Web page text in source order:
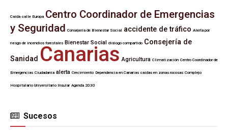
Caída calle Europa Centro Coordinador de Emergencias
y Seguridad Consejería de Bienestar Social accidente de tráfico Alerta por
riesgo de incendios forestales Bienestar Social diálogo compartido Consejería de
Sanidad Canarias Agricultura Climatización Centro Coordinador de
Emergencias Ciudadanía alerta Crecimiento Dependencia en Canarias caídas en zonas rocosas Complejo
Hospitalario Universitario Insular Agenda 2030
Sucesos
SUCESOS